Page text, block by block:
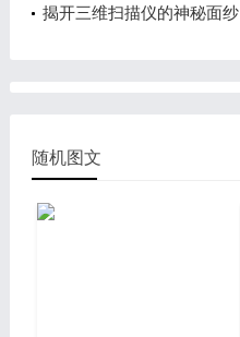
揭开三维扫描仪的神秘面纱
随机图文